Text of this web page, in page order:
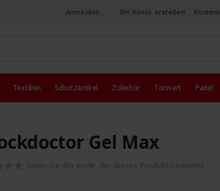
Anmelden Ein Konto erstellen
Textilien Schutzartikel Zubehör Torwart Padel
Gel Max
Seien Sie der erste, der dieses Produkt bewertet